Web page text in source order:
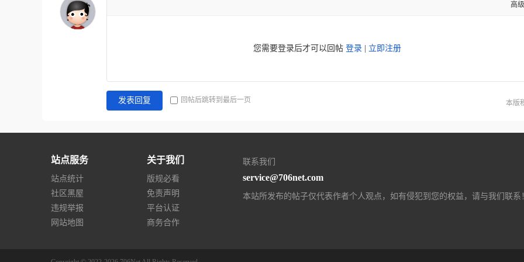
高
您需要登录后才可以回帖 登录 立即注册
本版
发表回复 回帖后跳转到最后一页
站点服务
站点统计
社区黑屋
违规举报
网站地图
关于我们
版规必看
免责声明
平台认证
商务合作
联系我们
service@706net.com
本站所发布的帖子仅代表作者个人观点，如有侵犯到您的权益，请与我们联系